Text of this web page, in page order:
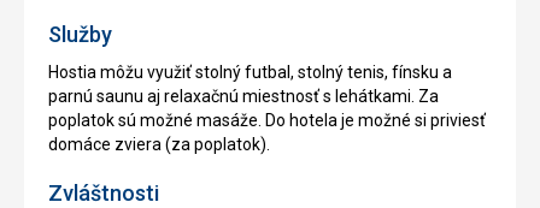
Služby
Hostia môžu využiť stolný futbal, stolný tenis, fínsku a
parnú saunu aj relaxačnú miestnosť s lehátkami. Za
poplatok sú možné masáže. Do hotela je možné si priviesť
domáce zviera (za poplatok).
Zvláštnosti